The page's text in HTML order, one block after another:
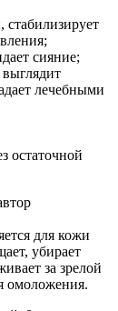
стабилизирует
сияние;
лечебными
остаточной
для кожи
убирает
за зрелой
омоложения.